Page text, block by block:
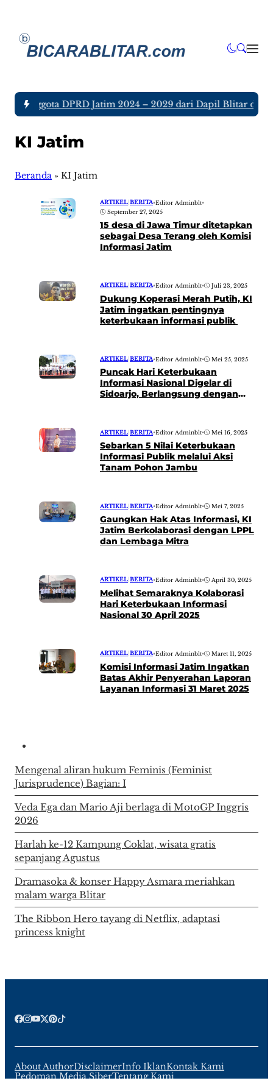
Anggota DPRD Jatim 2024 – 2029 dari Dapil Blitar dan
KI Jatim
Beranda » KI Jatim
ARTIKEL BERITA•Editor Adminblt•
September 27, 2025
15 desa di Jawa Timur ditetapkan
sebagai Desa Terang oleh Komisi
Informasi Jatim
ARTIKEL|BERITA•Editor Adminblt• Juli 23, 2025
Dukung Koperasi Merah Putih, KI
Jatim ingatkan pentingnya
keterbukaan informasi publik
ARTIKEL|BERITA•Editor Adminblt• Mei 25, 2025
Puncak Hari Keterbukaan
Informasi Nasional Digelar di
Sidoarjo, Berlangsung dengan
ARTIKEL|BERITA•Editor Adminblt• Mei 16, 2025
Sebarkan 5 Nilai Keterbukaan
Informasi Publik melalui Aksi
Tanam Pohon Jambu
ARTIKEL|BERITA•Editor Adminblt• Mei 7, 2025
Gaungkan Hak Atas Informasi, KI
Jatim Berkolaborasi dengan LPPL
dan Lembaga Mitra
ARTIKEL BERITA•Editor Adminblt• April 30, 2025
Melihat Semaraknya Kolaborasi
Hari Keterbukaan Informasi
Nasional 30 April 2025
ARTIKEL|BERITA•Editor Adminblt• Maret 11, 2025
Komisi Informasi Jatim Ingatkan
Batas Akhir Penyerahan Laporan
Layanan Informasi 31 Maret 2025
Mengenal aliran hukum Feminis (Feminist
Jurisprudence) Bagian: I
Veda Ega dan Mario Aji berlaga di MotoGP Inggris
2026
Harlah ke-12 Kampung Coklat, wisata gratis
sepanjang Agustus
Dramasoka & konser Happy Asmara meriahkan
malam warga Blitar
The Ribbon Hero tayang di Netflix, adaptasi
princess knight
About AuthorDisclaimerInfo IklanKontak Kami
Pedoman Media SiberTentang Kami